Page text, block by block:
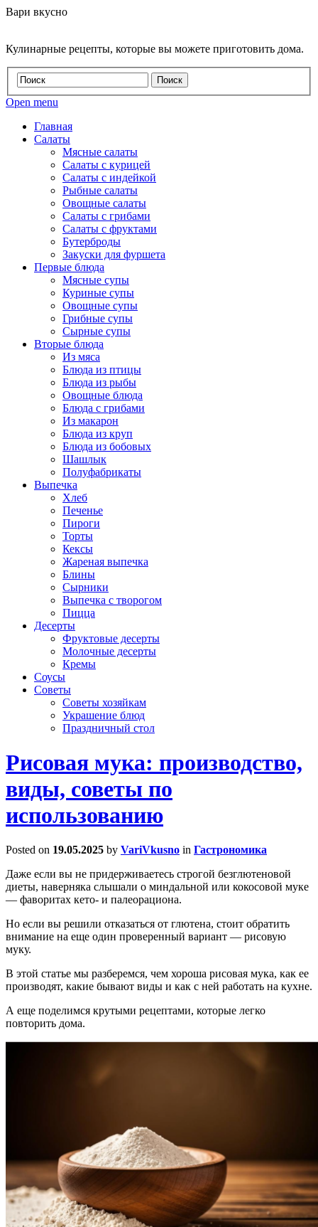
Вари вкусно
Кулинарные рецепты, которые вы можете приготовить дома.
Open menu
Главная
Салаты
Мясные салаты
Салаты с курицей
Салаты с индейкой
Рыбные салаты
Овощные салаты
Салаты с грибами
Салаты с фруктами
Бутерброды
Закуски для фуршета
Первые блюда
Мясные супы
Куриные супы
Овощные супы
Грибные супы
Сырные супы
Вторые блюда
Из мяса
Блюда из птицы
Блюда из рыбы
Овощные блюда
Блюда с грибами
Из макарон
Блюда из круп
Блюда из бобовых
Шашлык
Полуфабрикаты
Выпечка
Хлеб
Печенье
Пироги
Торты
Кексы
Жареная выпечка
Блины
Сырники
Выпечка с творогом
Пицца
Десерты
Фруктовые десерты
Молочные десерты
Кремы
Соусы
Советы
Советы хозяйкам
Украшение блюд
Праздничный стол
Рисовая мука: производство,
виды, советы по
использованию
Posted on 19.05.2025 by VariVkusno in Гастрономика
Даже если вы не придерживаетесь строгой безглютеновой
диеты, наверняка слышали о миндальной или кокосовой муке
— фаворитах кето- и палеорациона.
Но если вы решили отказаться от глютена, стоит обратить
внимание на еще один проверенный вариант — рисовую
муку.
В этой статье мы разберемся, чем хороша рисовая мука, как ее
производят, какие бывают виды и как с ней работать на кухне.
А еще поделимся крутыми рецептами, которые легко
повторить дома.